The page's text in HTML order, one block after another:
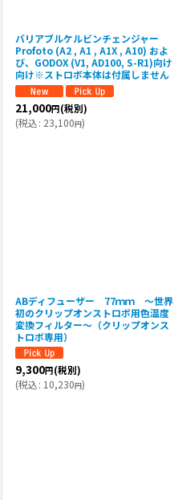
バリアブルケルビンチェンジャー
Profoto (A2 , A1 , A1X , A10) およ
び、GODOX (V1, AD100, S-R1)向け
向け※ストロボ本体は付属しません
21,000円(税別)
(税込: 23,100円)
ABディフューザー 77ｍｍ 〜世界
初のクリップオンストロボ用色温度
変換フィルター〜（クリップオンス
トロボ専用）
9,300円(税別)
(税込: 10,230円)